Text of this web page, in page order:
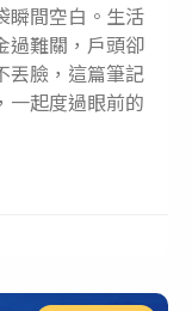
瞬間空白。生活
過難關，戶頭卻
丟臉，這篇筆記
一起度過眼前的